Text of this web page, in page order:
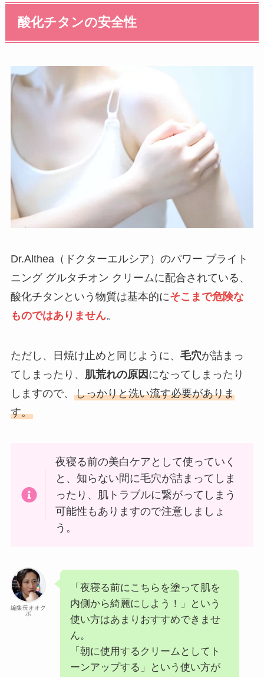
酸化チタンの安全性
Dr.Althea（ドクターエルシア）のパワー ブライト
ニング グルタチオン クリームに配合されている、
酸化チタンという物質は基本的にそこまで危険な
ものではありません。
ただし、日焼け止めと同じように、 毛穴が詰まっ
てしまったり、
肌荒れの原因 になってしまったり
しますので、 しっかりと洗い流す必要がありま
す。
夜寝る前の美白ケアとして使っていく
と、知らない間に毛穴が詰まってしま
ったり、肌トラブルに繋がってしまう
可能性もありますので注意しましょ
う。
編集長オオク
ボ
「夜寝る前にこちらを塗って肌を
内側から綺麗にしよう！」という
使い方はあまりおすすめできませ
ん。
「朝に使用するクリームとしてト
ーンアップする」という使い方が